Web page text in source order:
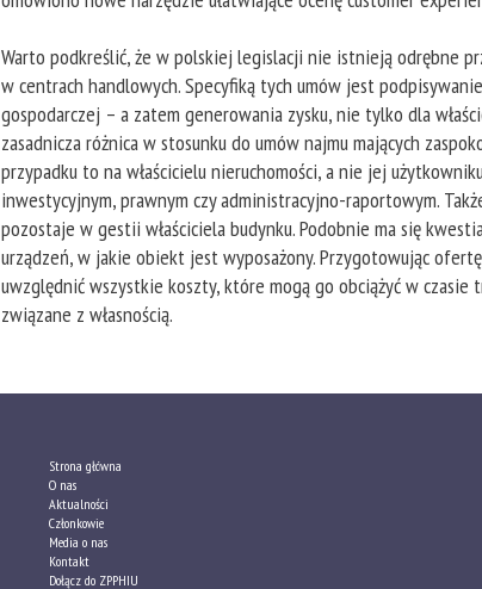
Warto podkreślić, że w polskiej legislacji nie istnieją odrębne
w centrach handlowych. Specyfiką tych umów jest
gospodarczej – a zatem generowania zysku, nie tylko dla
zasadnicza różnica w stosunku do umów najmu mających
przypadku to na właścicielu nieruchomości, a nie jej
inwestycyjnym, prawnym czy administracyjno-raportowym.
pozostaje w gestii właściciela budynku. Podobnie ma się
urządzeń, w jakie obiekt jest wyposażony. Przygotowując
uwzględnić wszystkie koszty, które mogą go obciążyć w
związane z własnością.
Strona główna
O nas
Aktualności
Członkowie
Media o nas
Kontakt
Dołącz do ZPPHIU